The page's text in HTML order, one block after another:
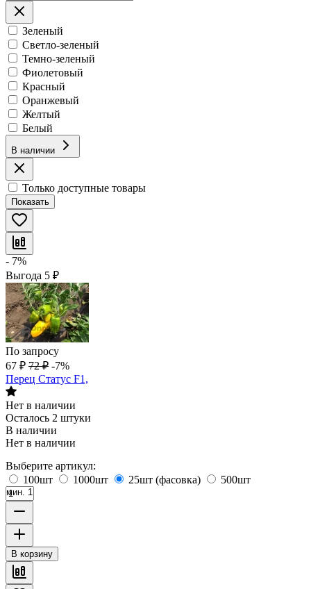
Зеленый
Светло-зеленый
Темно-зеленый
Фиолетовый
Красный
Оранжевый
Желтый
Белый
В наличии
Только доступные товары
Показать
- 7%
Выгода 5 ₽
По запросу
67 ₽ 72 ₽ -7%
Перец Статус F1,
Нет в наличии
Осталось 2 штуки
В наличии
Нет в наличии
Выберите артикул:
100шт
1000шт 25шт (фасовка) 500шт
мин. 1
В корзину